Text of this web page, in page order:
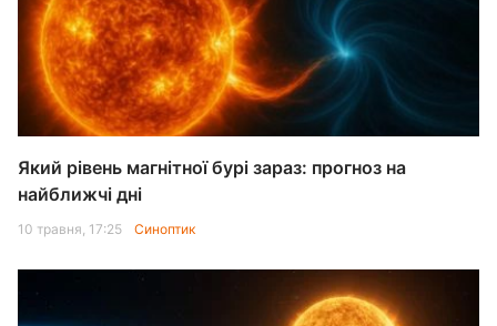
Який рівень магнітної бурі зараз: прогноз на
найближчі дні
10 травня, 17:25 Синоптик